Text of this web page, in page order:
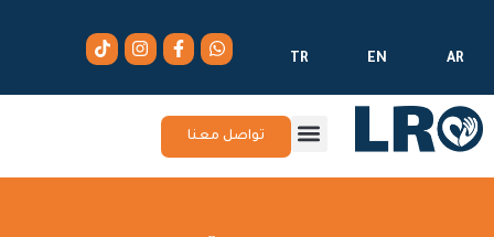
AR
EN
TR
تواصل معنا